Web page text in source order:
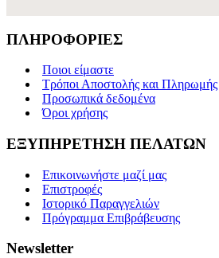
ΠΛΗΡΟΦΟΡΙΕΣ
Ποιοι είμαστε
Τρόποι Αποστολής και Πληρωμής
Προσωπικά δεδομένα
Όροι χρήσης
ΕΞΥΠΗΡΕΤΗΣΗ ΠΕΛΑΤΩΝ
Επικοινωνήστε μαζί μας
Επιστροφές
Ιστορικό Παραγγελιών
Πρόγραμμα Επιβράβευσης
Newsletter